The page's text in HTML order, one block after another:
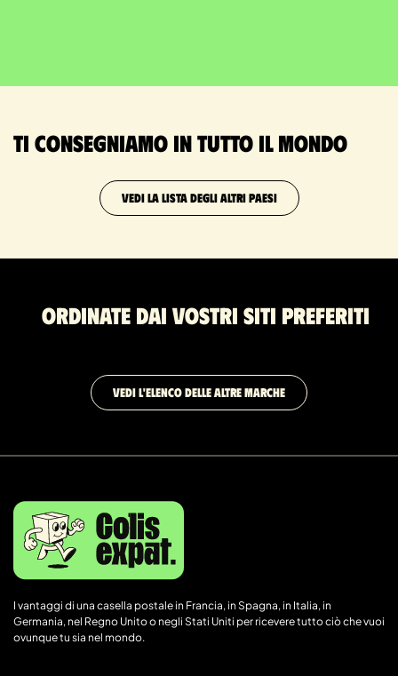
Ti consegniamo in tutto il mondo
VEDI LA LISTA DEGLI ALTRI PAESI
Ordinate dai vostri siti preferiti
VEDI L'ELENCO DELLE ALTRE MARCHE
I vantaggi di una casella postale in Francia, in Spagna, in Italia, in
Germania, nel Regno Unito o negli Stati Uniti per ricevere tutto ciò che vuoi
ovunque tu sia nel mondo.